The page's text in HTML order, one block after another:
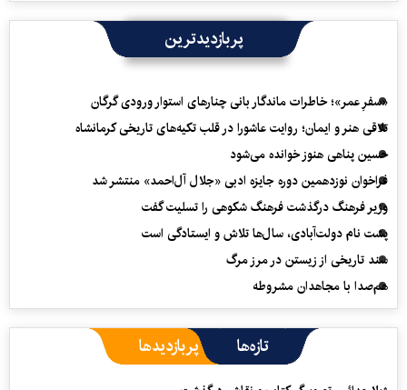
پربازدیدترین
«سفرِ عمر»؛ خاطرات ماندگار بانی چنارهای استوار ورودی گرگان
تلاقی هنر و ایمان؛ روایت عاشورا در قلب تکیه‌های تاریخی کرمانشاه
حسین پناهی هنوز خوانده می‌شود
فراخوان نوزدهمین دوره جایزه ادبی «جلال آل‌احمد» منتشر شد
وزیر فرهنگ درگذشت فرهنگ شکوهی را تسلیت گفت
پشت نام دولت‌آبادی، سال‌ها تلاش و ایستادگی است
سند تاریخی از زیستن در مرز مرگ
هم‌صدا با مجاهدان مشروطه
تازه‌ها پربازدیدها